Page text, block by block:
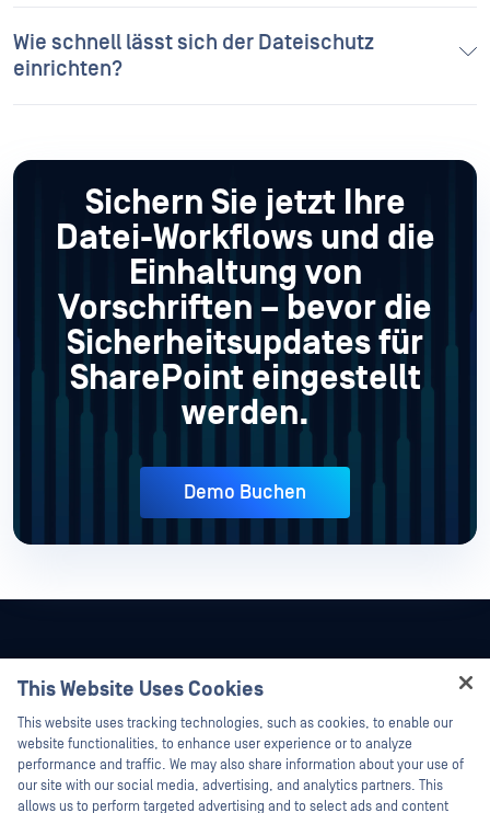
Wie schnell lässt sich der Dateischutz
einrichten?
Sichern Sie jetzt Ihre
Datei-Workflows und die
Einhaltung von
Vorschriften – bevor die
Sicherheitsupdates für
SharePoint eingestellt
werden.
Demo Buchen
This Website Uses Cookies
This website uses tracking technologies, such as cookies, to enable our
website functionalities, to enhance user experience or to analyze
performance and traffic. We may also share information about your use of
our site with our social media, advertising, and analytics partners. This
allows us to perform targeted advertising and to select ads and content
Hey there!
I'm Ozzy, your OPSWAT virtual assistant.
How can I help you secure what's critical
today?